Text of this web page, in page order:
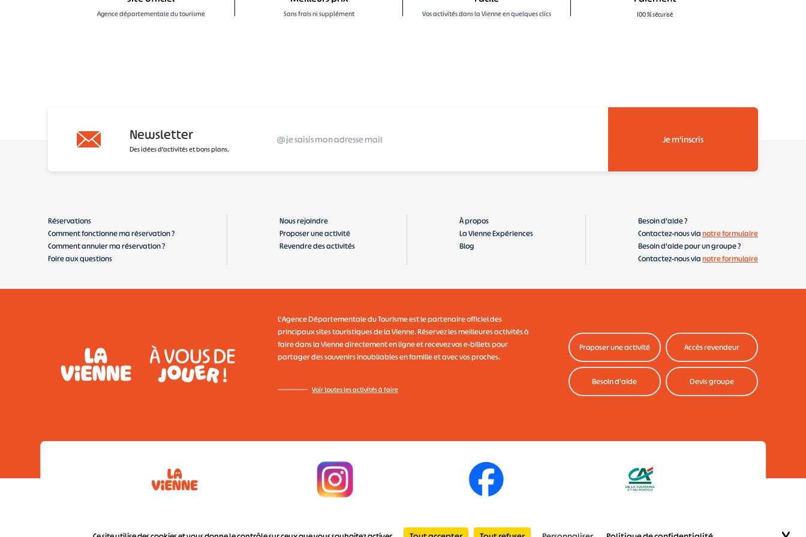
Agence départementale du tourisme Sans frais ni supplément Vos activités dans la Vienne en quelques clics 100 % sécurisé
Newsletter
Des idées d'activités et bons plans.
Je m'inscris
Réservations
Comment fonctionne ma réservation ?
Comment annuler ma réservation ?
Foire aux questions
Nous rejoindre
Proposer une activité
Revendre des activités
À propos
La Vienne Expériences
Blog
Besoin d'aide ?
Contactez-nous vianotre formulaire
Besoin d'aide pour un groupe ?
Contactez-nous vianotre formulaire
L'Agence Départementale du Tourismeest le partenaire officiel des
principaux sites touristiques de la Vienne. Réservez les meilleures activités à
faire dans la Vienne directement en ligne et recevez vos e-billets pour
partager des souvenirs inoubliables en famille et avec vos proches.
Voir toutes les activités à faire
Proposer une activité Accès revendeur
Besoin d'aide Devis groupe
Conditions générales d'utilisation-Politique de confidentialité-Mentions légales-Destination Bonjour